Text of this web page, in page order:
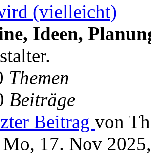
(vielleicht)
Ideen,
Themen
Beiträge
Beitrag von
Mo, 17. Nov